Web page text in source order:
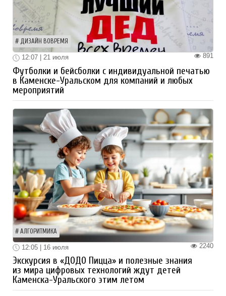
ДИЗАЙН ВОВРЕМЯ
891
12:07 | 21 июля
Футболки и бейсболки с индивидуальной печатью
в Каменске-Уральском для компаний и любых
мероприятий
АЛГОРИТМИКА
2240
12:05 | 16 июля
Экскурсия в «ДОДО Пицца» и полезные знания
из мира цифровых технологий ждут детей
Каменска-Уральского этим летом